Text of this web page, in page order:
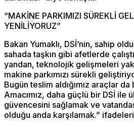
“MAKİNE PARKIMIZI SÜREKLİ
YENİLİYORUZ”
Bakan Yumaklı, DSİ’nin, sahip
sahada taşkın gibi afetlerde
yandan, teknolojik gelişmeleri
makine parkımızı sürekli
Bugün teslim aldığımız araçlar da
Amacımız, daha güçlü bir DSİ ile
güvencesini sağlamak ve
olduğu anda karşılamak.”